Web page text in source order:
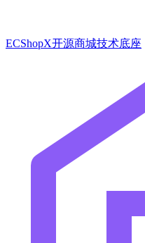
ECShopX开源商城技术底座